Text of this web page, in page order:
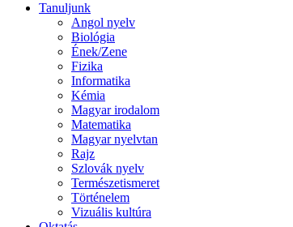
Tanuljunk
Angol nyelv
Biológia
Ének/Zene
Fizika
Informatika
Kémia
Magyar irodalom
Matematika
Magyar nyelvtan
Rajz
Szlovák nyelv
Természetismeret
Történelem
Vizuális kultúra